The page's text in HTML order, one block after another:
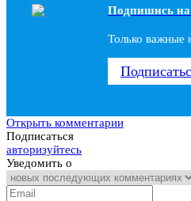
Подпишись на
Только важные
Открыть комментарии
Подписаться
авторизуйтесь
Уведомить о